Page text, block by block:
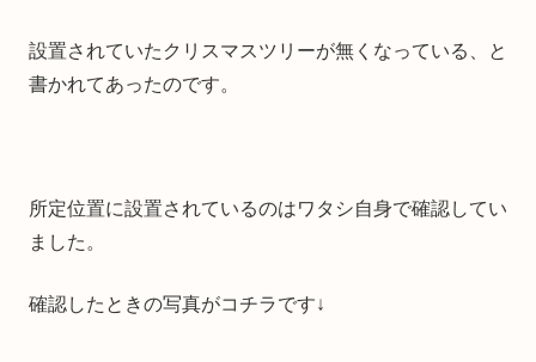
設置されていたクリスマスツリーが無くなっている、と
書かれてあったのです。
所定位置に設置されているのはワタシ自身で確認してい
ました。
確認したときの写真がコチラです↓